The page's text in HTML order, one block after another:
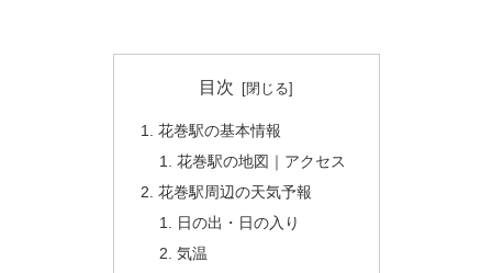
目次
花巻駅の基本情報
花巻駅の地図｜アクセス
花巻駅周辺の天気予報
日の出・日の入り
気温